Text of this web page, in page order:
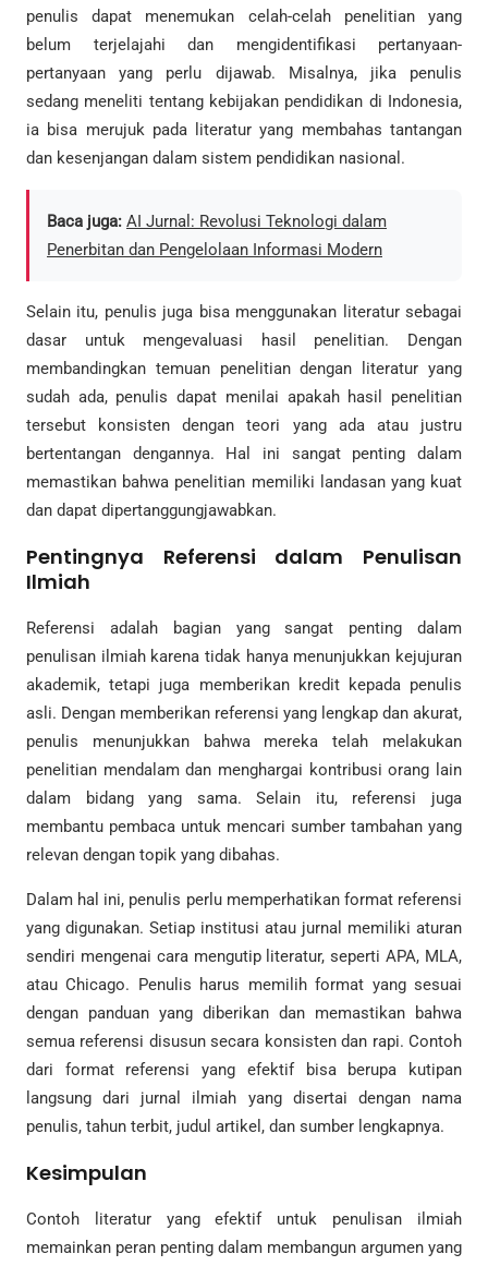
penulis dapat menemukan celah-celah penelitian yang
belum terjelajahi dan mengidentifikasi pertanyaan-
pertanyaan yang perlu dijawab. Misalnya, jika penulis
sedang meneliti tentang kebijakan pendidikan di Indonesia,
ia bisa merujuk pada literatur yang membahas tantangan
dan kesenjangan dalam sistem pendidikan nasional.
Baca juga: AI Jurnal: Revolusi Teknologi dalam
Penerbitan dan Pengelolaan Informasi Modern
Selain itu, penulis juga bisa menggunakan literatur sebagai
dasar untuk mengevaluasi hasil penelitian. Dengan
membandingkan temuan penelitian dengan literatur yang
sudah ada, penulis dapat menilai apakah hasil penelitian
tersebut konsisten dengan teori yang ada atau justru
bertentangan dengannya. Hal ini sangat penting dalam
memastikan bahwa penelitian memiliki landasan yang kuat
dan dapat dipertanggungjawabkan.
Pentingnya Referensi dalam Penulisan
Ilmiah
Referensi adalah bagian yang sangat penting dalam
penulisan ilmiah karena tidak hanya menunjukkan kejujuran
akademik, tetapi juga memberikan kredit kepada penulis
asli. Dengan memberikan referensi yang lengkap dan akurat,
penulis menunjukkan bahwa mereka telah melakukan
penelitian mendalam dan menghargai kontribusi orang lain
dalam bidang yang sama. Selain itu, referensi juga
membantu pembaca untuk mencari sumber tambahan yang
relevan dengan topik yang dibahas.
Dalam hal ini, penulis perlu memperhatikan format referensi
yang digunakan. Setiap institusi atau jurnal memiliki aturan
sendiri mengenai cara mengutip literatur, seperti APA, MLA,
atau Chicago. Penulis harus memilih format yang sesuai
dengan panduan yang diberikan dan memastikan bahwa
semua referensi disusun secara konsisten dan rapi. Contoh
dari format referensi yang efektif bisa berupa kutipan
langsung dari jurnal ilmiah yang disertai dengan nama
penulis, tahun terbit, judul artikel, dan sumber lengkapnya.
Kesimpulan
Contoh literatur yang efektif untuk penulisan ilmiah
memainkan peran penting dalam membangun argumen yang